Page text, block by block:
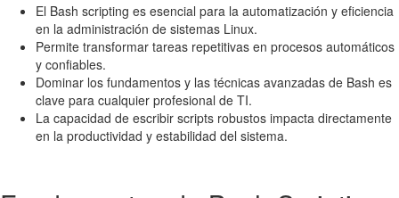
El Bash scripting es esencial para la automatización y eficiencia
en la administración de sistemas Linux.
Permite transformar tareas repetitivas en procesos automáticos
y confiables.
Dominar los fundamentos y las técnicas avanzadas de Bash es
clave para cualquier profesional de TI.
La capacidad de escribir scripts robustos impacta directamente
en la productividad y estabilidad del sistema.